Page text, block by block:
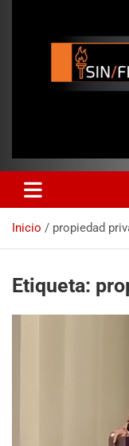
Inicio propiedad
Etiqueta: